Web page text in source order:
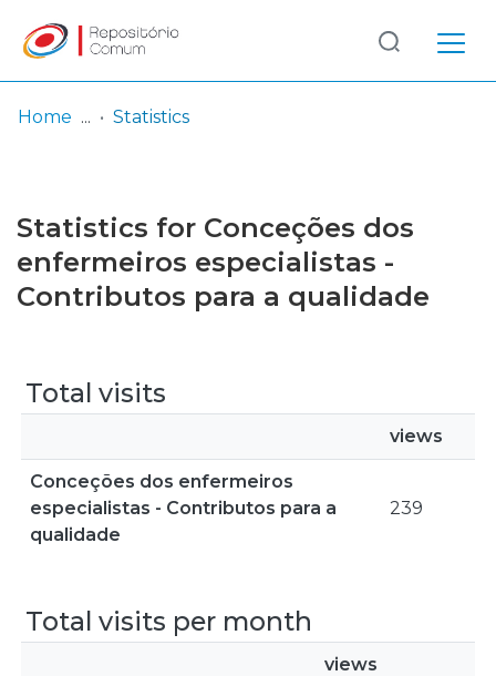
Browse repository
Entities
Log
In
(current)
Home Statistics
Statistics for Conceções dos
enfermeiros especialistas -
Contributos para a qualidade
Total visits
views
Conceções dos enfermeiros
especialistas - Contributos para a
qualidade
239
Total visits per month
views